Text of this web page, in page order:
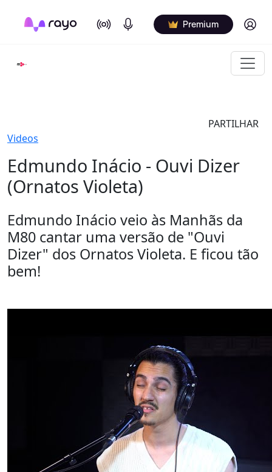
On Air Podcasts Premium Log in
PARTILHAR
Videos
Edmundo Inácio - Ouvi Dizer
(Ornatos Violeta)
Edmundo Inácio veio às Manhãs da
M80 cantar uma versão de "Ouvi
Dizer" dos Ornatos Violeta. E ficou tão
bem!